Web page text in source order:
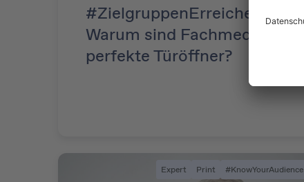
#ZielgruppenErreichen:
Warum sind Fachmedien
perfekte Türöffner?
Expert Print #KnowYourAudience